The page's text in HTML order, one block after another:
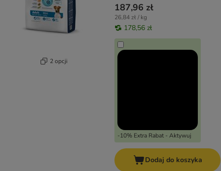
2 opcji
187,96 zł
26,84 zł / kg
178,56 zł
-10% Extra Rabat - Aktywuj
Dodaj do koszyka